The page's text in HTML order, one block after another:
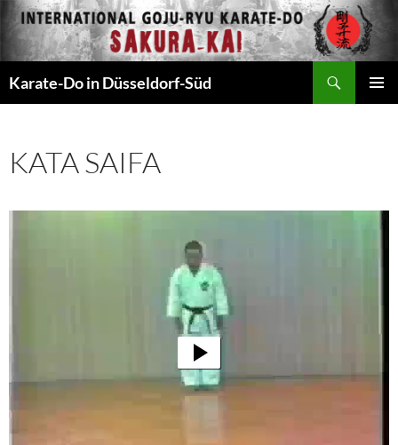
Zum
Inhalt
springen
Karate-Do in Düsseldorf-Süd
KATA SAIFA